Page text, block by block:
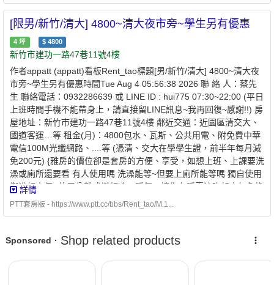
纖網路(有頻寬管理)....等 格局坪數：約4坪 參考圖片:
https://www.flickr.com/photos/200805286@N03 備 註： 1.重新整
理清大夜市旁，生活機能超方便，適合單身學生、上班族， 2.有對
外窗、採光一級棒~晚上安靜不吵雜，附近有清大夜市、便利商店、
關...等 旁有免費園區接駁車 3.月租4800包水、瓦斯、公共用電、附
免費中華電信100M光纖網路(有頻寬管理)，附家電 、 傢俱、 分離
式變頻冷暖氣、木質地板、洗衣機(免投幣式洗衣機)，電費依獨 立
電表計。 4. 洗澡使用天然 瓦斯熱水器，而非耗電且冬天不夠熱的
電熱水器 、或洗熱水澡被限 制水量的 儲熱 式電熱水器。 5. 24H錄
影設備保障住戶安全。 6.本址位於清大夜市旁，到清大根本不需騎
車、交大園區騎車也只要約5分鐘車程， 往返的時間與油錢就不知
省多少了 讀書到半夜，想吃個宵夜，下樓走個兩步就有了! 位於市
區卻沒有市區的喧囂，多好的地方啊~ 7.【家電傢俱只要非人為因素
損壞都算房東的】【禁養寵物、植物】 0932286639 蔡先生
[限男/新竹/清大] 4800~清大夜市旁~學生另有優惠
4 坪 $ 4800
新竹市建功一路47巷11號4樓
作者appatt (appatt)看板Rent_tao標題[男/新竹/清大] 4800~清大夜
市旁~學生另有優惠時間Tue Aug 4 05:56:38 2026 聯 絡 人：蔡先
生 聯絡電話：0932286639 或 LINE ID : hui775 07:30~22:00 (平日
上班時間手機不能帶身上，請直接留LINE訊息~我再回復~感謝!!) 房
屋地址：新竹市建功一路47巷11號4樓 鄰近交通：近園區清交大、
國道客運…等 租金(月)：4800包水、瓦斯、公共用電、附免費中華
電信100M光纖網路、....等 (憑清、交大在學學生證，前半年每月減
免200元) {雅房的價位卻是套房的方便、享受，如想上班、上課要洗
澡或廁所還要看 有人使用嗎 洗澡能等~但要上廁所能等嗎 獨自使用
衛浴超方便} 使用分離式變頻冷、暖氣，讓你冬暖夏涼吹起來無負擔
~ 入住日期：即日起~(喜歡愛乾淨、無吸菸的你前來入住) 押 金：兩
https://www.flickr.com/photos/200805286@N03 備 註： 1.重新整
外窗、採光一級棒~晚上安靜不吵雜，附近有清大夜市、便利商店、
詳情
PTT套房版 - https://www.ptt.cc/bbs/Rent_tao/M.1...